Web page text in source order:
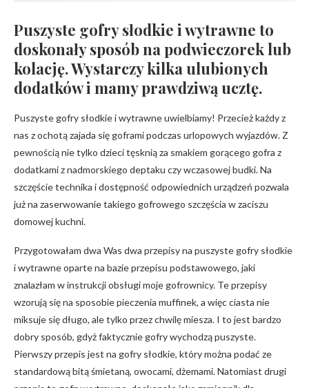
Puszyste gofry słodkie i wytrawne to
doskonały sposób na podwieczorek lub
kolację. Wystarczy kilka ulubionych
dodatków i mamy prawdziwą ucztę.
Puszyste gofry słodkie i wytrawne uwielbiamy! Przecież każdy z
nas z ochotą zajada się goframi podczas urlopowych wyjazdów. Z
pewnością nie tylko dzieci tęsknią za smakiem gorącego gofra z
dodatkami z nadmorskiego deptaku czy wczasowej budki. Na
szczęście technika i dostępność odpowiednich urządzeń pozwala
już na zaserwowanie takiego gofrowego szczęścia w zaciszu
domowej kuchni.
Przygotowałam dwa Was dwa przepisy na puszyste gofry słodkie
i wytrawne oparte na bazie przepisu podstawowego, jaki
znalazłam w instrukcji obsługi moje gofrownicy. Te przepisy
wzorują się na sposobie pieczenia muffinek, a więc ciasta nie
miksuje się długo, ale tylko przez chwilę miesza. I to jest bardzo
dobry sposób, gdyż faktycznie gofry wychodzą puszyste.
Pierwszy przepis jest na gofry słodkie, który można podać ze
standardową bitą śmietaną, owocami, dżemami. Natomiast drugi